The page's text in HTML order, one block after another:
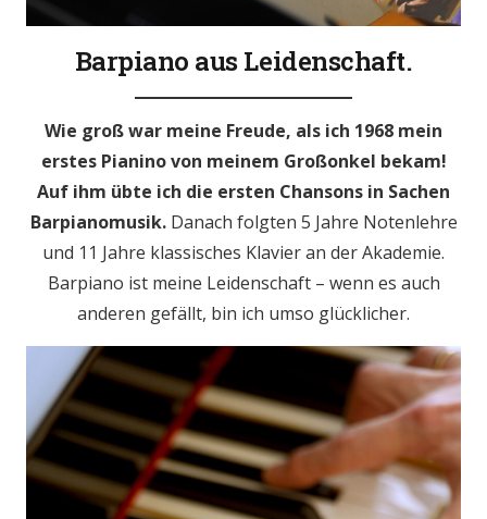
Barpiano aus Leidenschaft.
Wie groß war meine Freude, als ich 1968 mein
erstes Pianino von meinem Großonkel bekam!
Auf ihm übte ich die ersten Chansons in Sachen
Barpianomusik. Danach folgten 5 Jahre Notenlehre
und 11 Jahre klassisches Klavier an der Akademie.
Barpiano ist meine Leidenschaft – wenn es auch
anderen gefällt, bin ich umso glücklicher.